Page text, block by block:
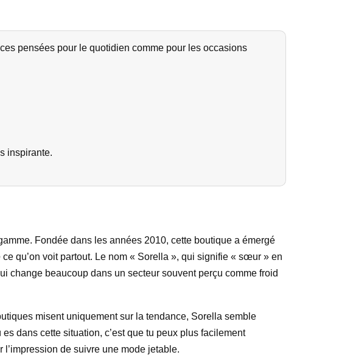
pensées pour le quotidien comme pour les occasions
inspirante.
Fondée dans les années 2010, cette boutique a émergé
qu’on voit partout. Le nom « Sorella », qui signifie « sœur » en
change beaucoup dans un secteur souvent perçu comme froid
misent uniquement sur la tendance, Sorella semble
dans cette situation, c’est que tu peux plus facilement
de suivre une mode jetable.